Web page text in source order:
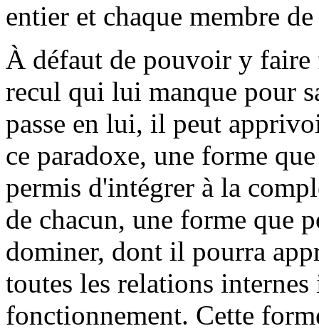
entier et chaque membre
À défaut de pouvoir y faire
recul qui lui manque pour
passe en lui, il peut
ce paradoxe, une forme
permis d'intégrer à la
de chacun, une forme que
dominer, dont il pourra
toutes les relations
fonctionnement. Cette